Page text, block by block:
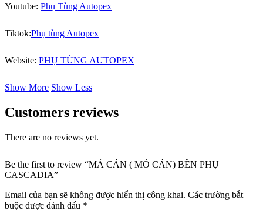
Youtube: Phụ Tùng Autopex
Tiktok:Phụ tùng Autopex
Website: PHỤ TÙNG AUTOPEX
Show More Show Less
Customers reviews
There are no reviews yet.
Be the first to review “MÁ CẢN ( MỎ CẢN) BÊN PHỤ
CASCADIA”
Email của bạn sẽ không được hiển thị công khai. Các trường bắt
buộc được đánh dấu *